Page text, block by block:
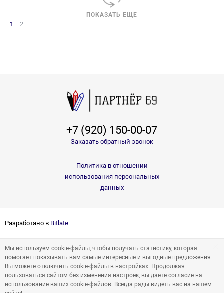
ПОКАЗАТЬ ЕЩЕ
1 2
+7 (920) 150-00-07
Заказать обратный звонок
Политика в отношении
использования персональных
данных
Разработано в Bitlate
Мы используем cookie-файлы, чтобы получать статистику, которая
помогает показывать вам самые интересные и выгодные предложения.
Вы можете отключить cookie-файлы в настройках. Продолжая
пользоваться сайтом без изменения настроек, вы даете согласие на
использование ваших cookie-файлов. Всегда рады видеть вас на нашем